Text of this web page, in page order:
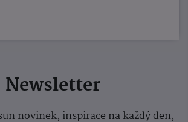
Newsletter
novinek, inspirace na každý den,